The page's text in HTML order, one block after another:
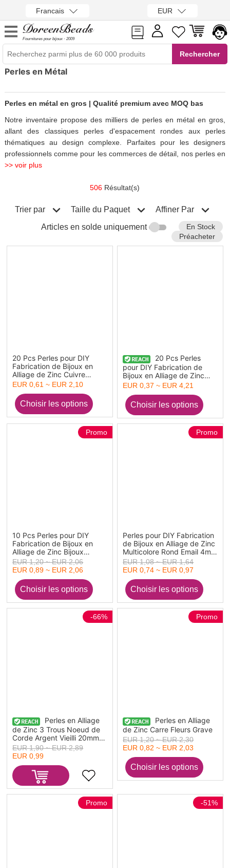
Francais EUR
Fournitures pour bijoux · 2009
Perles en Métal
Perles en métal en gros | Qualité premium avec MOQ bas
Notre inventaire propose des milliers de perles en métal en gros,
allant des classiques perles d'espacement rondes aux perles
thématiques au design complexe. Parfaites pour les designers
professionnels comme pour les commerces de détail, nos perles en
>> voir plus
506 Résultat(s)
Trier par Taille du Paquet Affiner Par
Articles en solde uniquement
En Stock
Préacheter
20 Pcs Perles pour DIY
Fabrication de Bijoux en
Alliage de Zinc Cuivre
Rouge Antique Bleu
Tambour Fleurs Finition
Patinee Effet Vert-de-Gris
EUR 0,61 ~ EUR 2,10
20 Pcs Perles
pour DIY Fabrication de
Bijoux en Alliage de Zinc
Cuivre Rouge Antique Bleu
Finition Patinee Effet Vert-
de-Gris
EUR 0,37 ~ EUR 4,21
10 Pcs Perles pour DIY
Fabrication de Bijoux en
Alliage de Zinc Bijoux
d'Ocean Rouge Email
Promo
EUR 1,20 ~ EUR 2,06
EUR 0,89 ~ EUR 2,06
Perles pour DIY Fabrication
de Bijoux en Alliage de Zinc
Multicolore Rond Email 4mm
Dia, Trou: env. 1.2mm, 20
Pcs
Promo
EUR 1,08 ~ EUR 1,64
EUR 0,74 ~ EUR 0,97
Perles en Alliage
de Zinc 3 Trous Noeud de
Corde Argent Vieilli 20mm x
6mm, Trou: env. 3.3mm, 50
Pcs
-66%
EUR 1,90 ~ EUR 2,89
EUR 0,99
Perles en Alliage
de Zinc Carre Fleurs Grave
Promo
EUR 1,20 ~ EUR 2,30
EUR 0,82 ~ EUR 2,03
Promo -51%